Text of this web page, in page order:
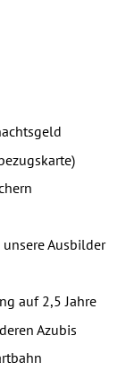
Ausbilder
auf 2,5 Jahre
Azubis